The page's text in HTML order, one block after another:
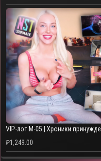
VIP-лот M-05 | Хроники
₽1,249.00